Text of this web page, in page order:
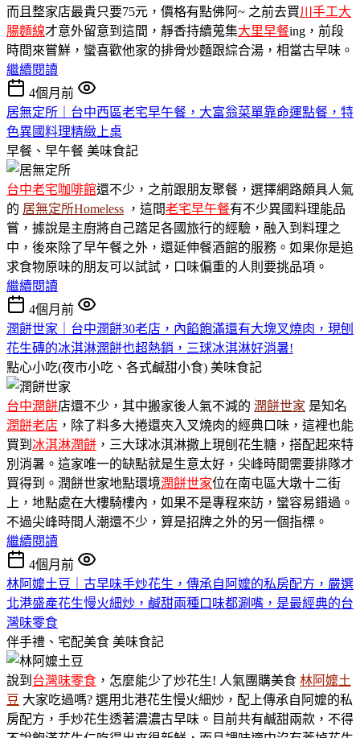
而且整家店最貴只要75元，價格有點佛阿~ 之前去買川手工大
腸麵線才意外留意到這間，靜香持續蒐集大里早餐ing，前段
時間來嘗鮮，蠻喜歡他家的排骨炒麵跟綜合湯，相當古早味。
繼續閱讀
4個月前
居無定所｜台中西區老宅早午餐，大富翁菜單靠命運點餐，特
色異國料理精緻上桌
早餐、早午餐 美味食記
台中老宅咖啡館還不少，之前跟朋友聚餐，選擇網路頗具人氣
的 居無定所Homeless ，這間老宅早午餐有不少異國料理能品
嘗，據說是主廚將自己踏足各國旅行的經驗，融入到料理之
中，後來除了早午餐之外，還延伸餐酒館的服務。如果你是追
求食物原味的朋友可以試試，口味偏重的人則要挑品項。
繼續閱讀
4個月前
潤餅世家｜台中潤餅30老店，內餡飽滿還有大塊叉燒肉，現刨
花生磚的冰淇淋潤餅也超熱銷，三球冰淇淋好消暑!
點心小吃(夜市小吃、各式鹹甜小食) 美味食記
台中潤餅店還不少，其中搬家後人氣不減的 潤餅世家 是知名
潤餅老店 ，除了料多大捲還夾入叉燒肉的經典口味，這裡也能
買到 冰淇淋潤餅 ，三大球冰淇淋撒上現刨花生糖，搭配起來特
別消暑。這家唯一的缺點就是生意太好，尖峰時間需要排隊才
買得到。潤餅世家地點環境潤餅世家位在南屯區大墩十二街
上，地點處在大樓騎樓內，如果不是專程來訪，蠻容易錯過。
不過尖峰時間人潮還不少，算是招牌之外的另一個指標。
繼續閱讀
4個月前
林阿嬤土豆｜古早味手炒花生，傳承自阿嬤的私房配方，嚴選
北港盛產花生慢火細炒，鹹甜兩種口味都涮嘴，是最經典的台
灣味零食
伴手禮、宅配美食 美味食記
說到 台灣味零食 ，怎麼能少了炒花生! 人氣團購美食 林阿嬤土
豆 大家吃過嗎? 選用北港花生慢火細炒，配上傳承自阿嬤的私
房配方，手炒花生透著濃濃古早味。目前共有鹹甜兩款，不得